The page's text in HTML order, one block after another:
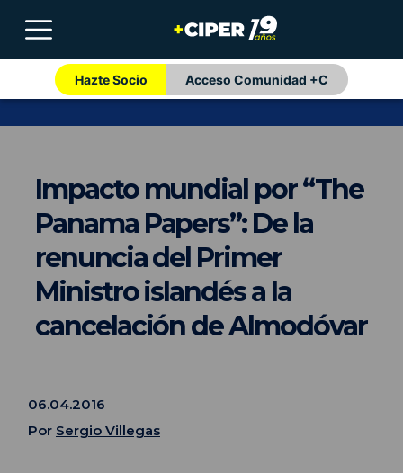
Hazte Socio Acceso Comunidad +C
Impacto mundial por “The
Panama Papers”: De la
renuncia del Primer
Ministro islandés a la
cancelación de Almodóvar
06.04.2016
Por Sergio Villegas